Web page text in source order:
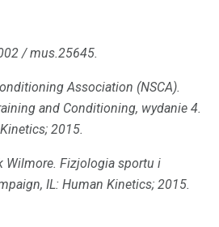
/ mus.25645.
Association (NSCA).
and Conditioning, wydanie 4.
2015.
Wilmore. Fizjologia sportu i
IL: Human Kinetics; 2015.